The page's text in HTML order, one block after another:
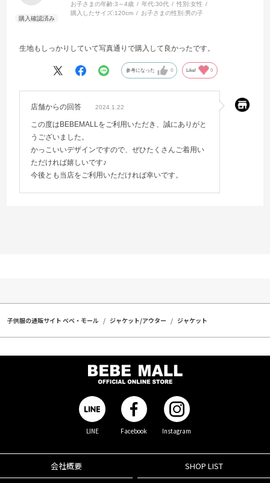
お子さまの年齢:3～4歳 年代:30代 性別:女性
購入したサイズ:120cm お子さまの性別:男の子
生地もしっかりしていて写真通りで購入して良かったです。
参考になった 0 Like! 0
店舗からの回答 2024.1.22
この度はBEBEMALLをご利用いただき、誠にありがと
うございました。
かっこいいデザインですので、ぜひたくさんご着用い
ただければ嬉しいです♪
今後とも当店をご利用いただければ幸いです。
子供服の通販サイト ベベ・モール ジャケット/アウター ジャケット
LINE Facebook Instagram
会社概要 SHOP LIST